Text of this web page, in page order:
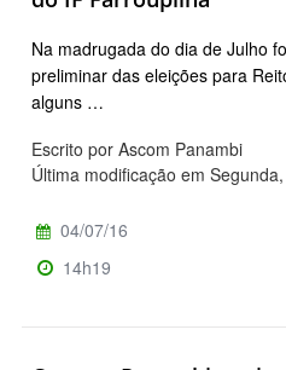
Na madrugada do dia de Julho
preliminar das eleições para
alguns …
Escrito por Ascom Panambi
Última modificação em
04/07/16
14h19